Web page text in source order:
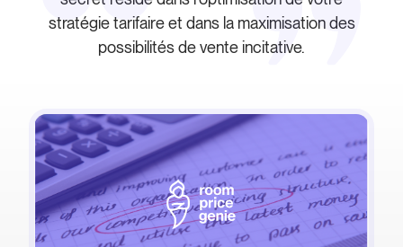
stratégie tarifaire et dans la maximisation des
possibilités de vente incitative.